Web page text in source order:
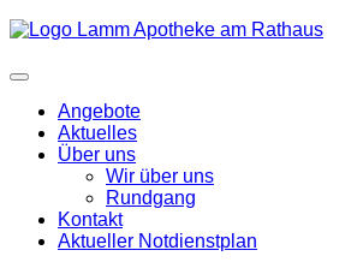
Angebote
Aktuelles
Über uns
Wir über uns
Rundgang
Kontakt
Aktueller Notdienstplan